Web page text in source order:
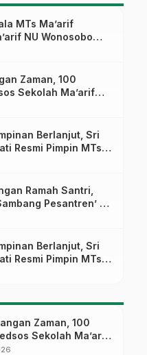
MTs Ma’arif
NU Wonosobo
Zaman, 100
Sekolah Ma’arif
Pelatihan Literasi
Berlanjut, Sri
Resmi Pimpin MTs
Ramah Santri,
Pesantren’ di
Berlanjut, Sri
Resmi Pimpin MTs
Zaman, 100
Sekolah Ma’arif
Pelatihan Literasi